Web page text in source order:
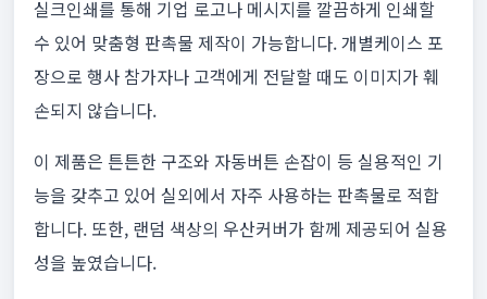
실크인쇄를 통해 기업 로고나 메시지를 깔끔하게 인쇄할
수 있어 맞춤형 판촉물 제작이 가능합니다. 개별케이스 포
장으로 행사 참가자나 고객에게 전달할 때도 이미지가 훼
손되지 않습니다.
이 제품은 튼튼한 구조와 자동버튼 손잡이 등 실용적인 기
능을 갖추고 있어 실외에서 자주 사용하는 판촉물로 적합
합니다. 또한, 랜덤 색상의 우산커버가 함께 제공되어 실용
성을 높였습니다.